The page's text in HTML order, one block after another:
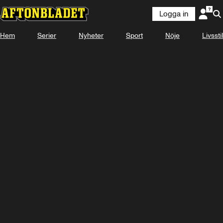
Logga in
Hem Serier Nyheter Sport Nöje Livsstil